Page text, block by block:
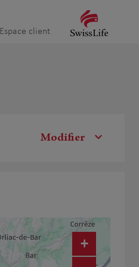
Espace client
Modifier
+